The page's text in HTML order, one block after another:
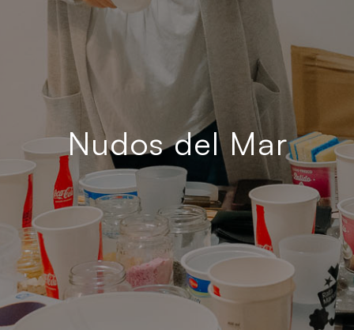
Nudos del Mar